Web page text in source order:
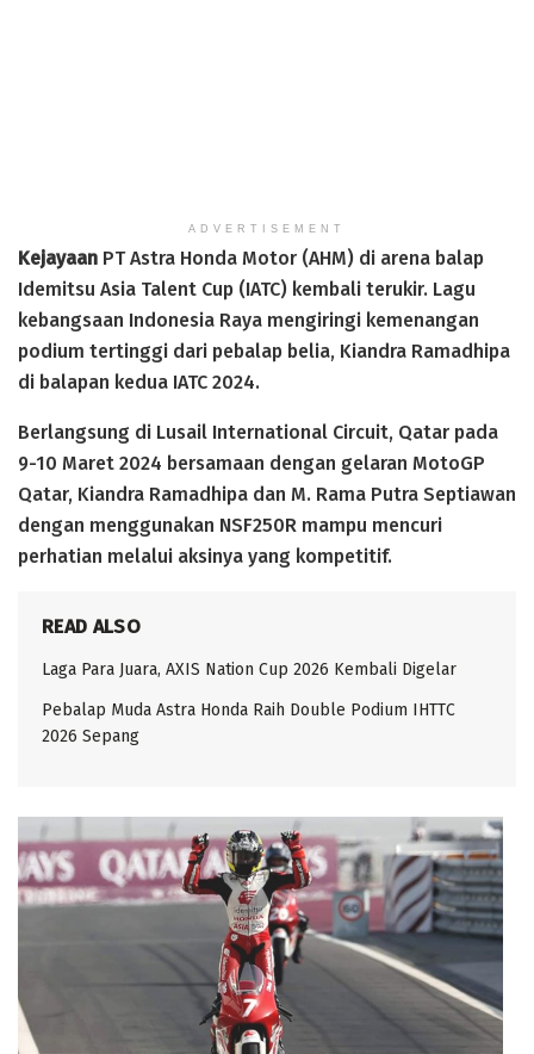
ADVERTISEMENT
Kejayaan PT Astra Honda Motor (AHM) di arena balap
Idemitsu Asia Talent Cup (IATC) kembali terukir. Lagu
kebangsaan Indonesia Raya mengiringi kemenangan
podium tertinggi dari pebalap belia, Kiandra Ramadhipa
di balapan kedua IATC 2024.
Berlangsung di Lusail International Circuit, Qatar pada
9-10 Maret 2024 bersamaan dengan gelaran MotoGP
Qatar, Kiandra Ramadhipa dan M. Rama Putra Septiawan
dengan menggunakan NSF250R mampu mencuri
perhatian melalui aksinya yang kompetitif.
READ ALSO
Laga Para Juara, AXIS Nation Cup 2026 Kembali Digelar
Pebalap Muda Astra Honda Raih Double Podium IHTTC
2026 Sepang